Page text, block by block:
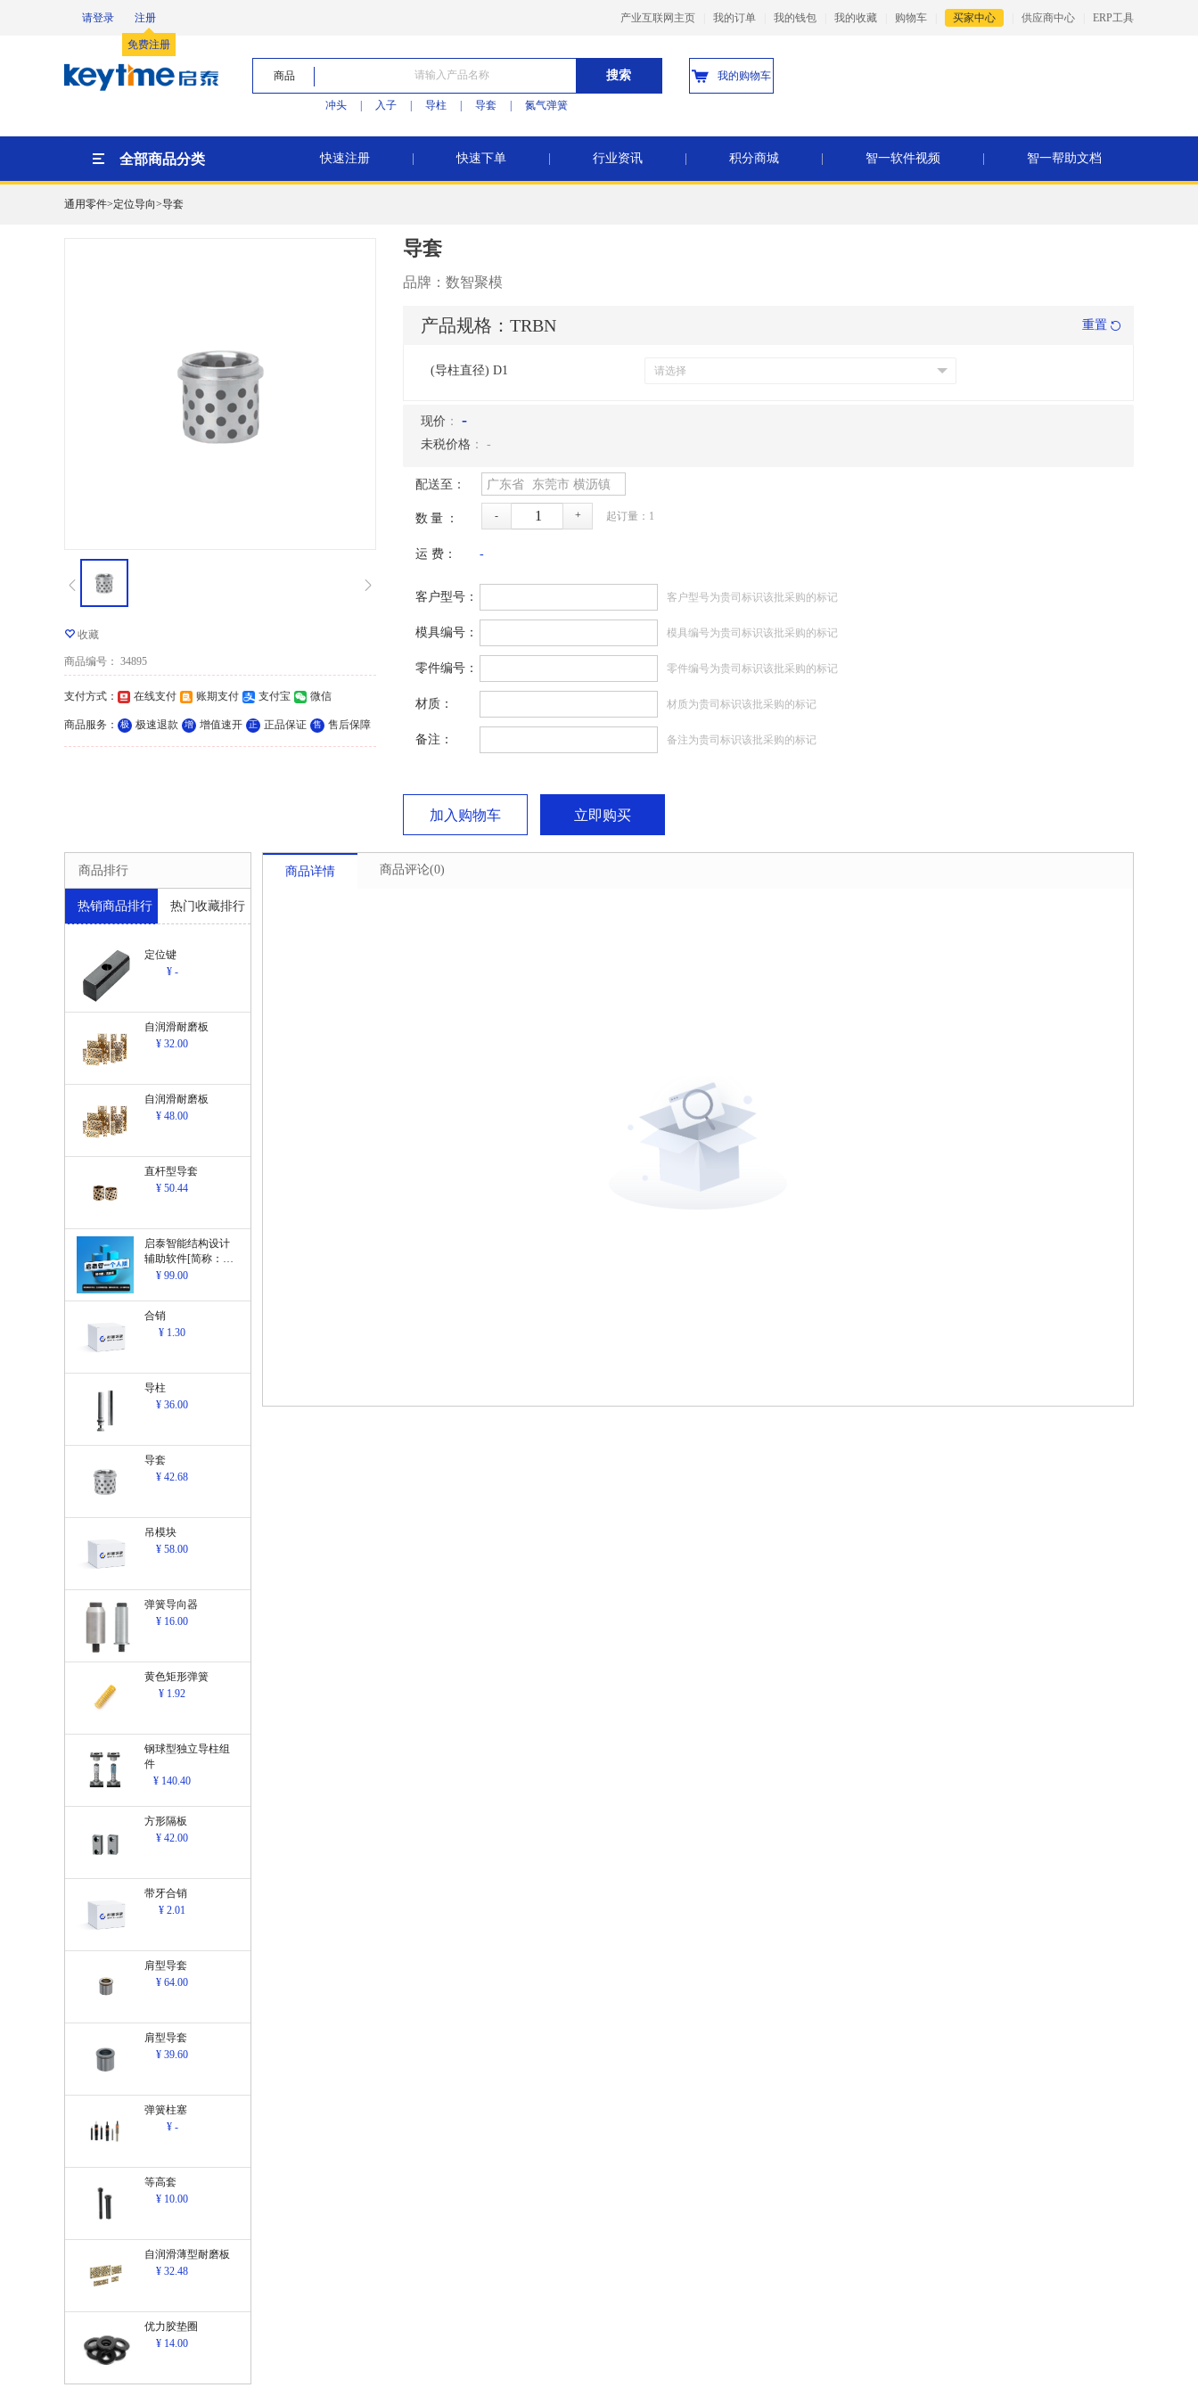
请登录 注册
免费注册
产业互联网主页 我的订单 我的钱包 我的收藏 购物车 买家中心 供应商中心 ERP工具
商品 搜索
冲头 入子 导柱 导套 氮气弹簧
我的购物车
全部商品分类 快速注册 快速下单 行业资讯 积分商城 智一软件视频 智一帮助文档
通用零件>定位导向>导套
收藏
商品编号 ： 34895
支付方式 ： 在线支付 账期支付 支付宝 微信
商品服务 ： 极 极速退款 增 增值速开 正 正品保证 售 售后保障
导套
品牌： 数智聚模
产品规格： TRBN 重置
(导柱直径) D1
现价 ： -
未税价格 ： -
配送至： 广东省 东莞市 横沥镇
数量： - + 起订量： 1
运 费： -
客户型号： 客户型号为贵司标识该批采购的标记
模具编号： 模具编号为贵司标识该批采购的标记
零件编号： 零件编号为贵司标识该批采购的标记
材质： 材质为贵司标识该批采购的标记
备注： 备注为贵司标识该批采购的标记
加入购物车 立即购买
商品排行
热销商品排行 热门收藏排行
定位键
¥ -
自润滑耐磨板
¥ 32.00
自润滑耐磨板
¥ 48.00
直杆型导套
¥ 50.44
启泰智能结构设计
辅助软件[简称：结
构设计辅助软
¥ 99.00
合销
¥ 1.30
导柱
¥ 36.00
导套
¥ 42.68
吊模块
¥ 58.00
弹簧导向器
¥ 16.00
黄色矩形弹簧
¥ 1.92
钢球型独立导柱组
件
¥ 140.40
方形隔板
¥ 42.00
带牙合销
¥ 2.01
肩型导套
¥ 64.00
肩型导套
¥ 39.60
弹簧柱塞
¥ -
等高套
¥ 10.00
自润滑薄型耐磨板
¥ 32.48
优力胶垫圈
¥ 14.00
商品详情 商品评论(0)